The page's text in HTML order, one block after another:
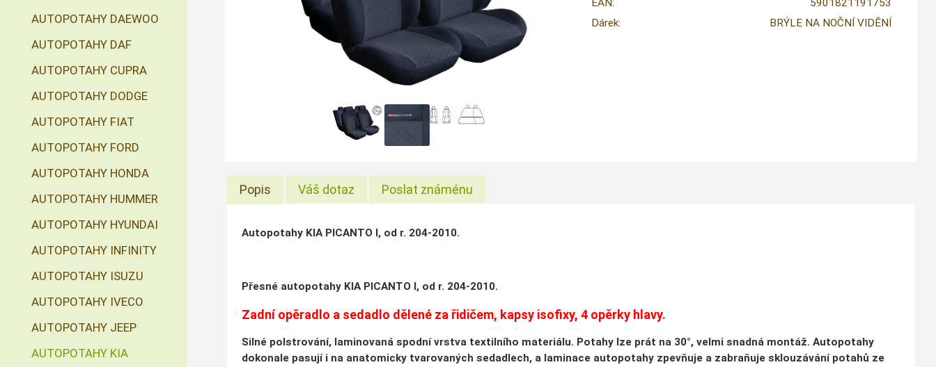
EAN:
5901821191753
Dárek:
BRÝLE NA NOČNÍ VIDĚNÍ
Popis Váš dotaz Poslat známénu
Autopotahy KIA PICANTO I, od r. 204-2010.
Přesné autopotahy KIA PICANTO I, od r. 204-2010.
Zadní opěradlo a sedadlo dělené za řidičem, kapsy isofixy, 4 opěrky hlavy.
Silné polstrování, laminovaná spodní vrstva textilního materiálu. Potahy lze prát na 30°, velmi snadná montáž. Autopotahy
dokonale pasují i na anatomicky tvarovaných sedadlech, a laminace autopotahy zpevňuje a zabraňuje sklouzávání potahů ze
AUTOPOTAHY DAEWOO
AUTOPOTAHY DAF
AUTOPOTAHY CUPRA
AUTOPOTAHY DODGE
AUTOPOTAHY FIAT
AUTOPOTAHY FORD
AUTOPOTAHY HONDA
AUTOPOTAHY HUMMER
AUTOPOTAHY HYUNDAI
AUTOPOTAHY INFINITY
AUTOPOTAHY ISUZU
AUTOPOTAHY IVECO
AUTOPOTAHY JEEP
AUTOPOTAHY KIA